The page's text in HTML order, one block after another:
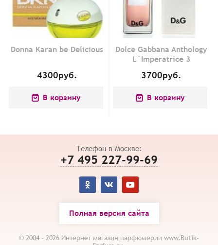
Donna Karan be Delicious
4300руб.
В корзину
Dolce Gabbana Anthology
L`Imperatrice 3
3700руб.
В корзину
Телефон в Москве:
+7 495 227-99-69
Полная версия сайта
© 2004 - 2026 Интернет магазин парфюмерии www.Butik-